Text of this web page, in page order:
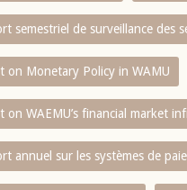
semestriel de surveillance des
on Monetary Policy in WAMU
on WAEMU’s financial market
annuel sur les systèmes de